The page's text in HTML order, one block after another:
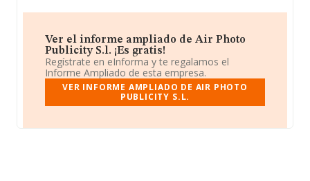
Ver el informe ampliado de Air Photo
Publicity S.l. ¡Es gratis!
Regístrate en eInforma y te regalamos el
Informe Ampliado de esta empresa.
VER INFORME AMPLIADO DE AIR PHOTO
PUBLICITY S.L.